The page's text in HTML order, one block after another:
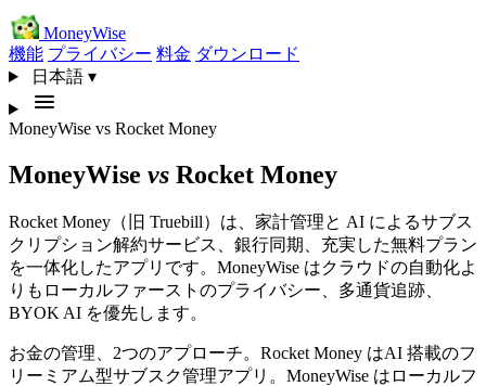
MoneyWise
機能 プライバシー 料金 ダウンロード
日本語 ▾
MoneyWise vs Rocket Money
MoneyWise vs Rocket Money
Rocket Money（旧 Truebill）は、家計管理と AI によるサブス
クリプション解約サービス、銀行同期、充実した無料プラン
を一体化したアプリです。MoneyWise はクラウドの自動化よ
りもローカルファーストのプライバシー、多通貨追跡、
BYOK AI を優先します。
お金の管理、2つのアプローチ。Rocket Money はAI 搭載のフ
リーミアム型サブスク管理アプリ。MoneyWise はローカルフ